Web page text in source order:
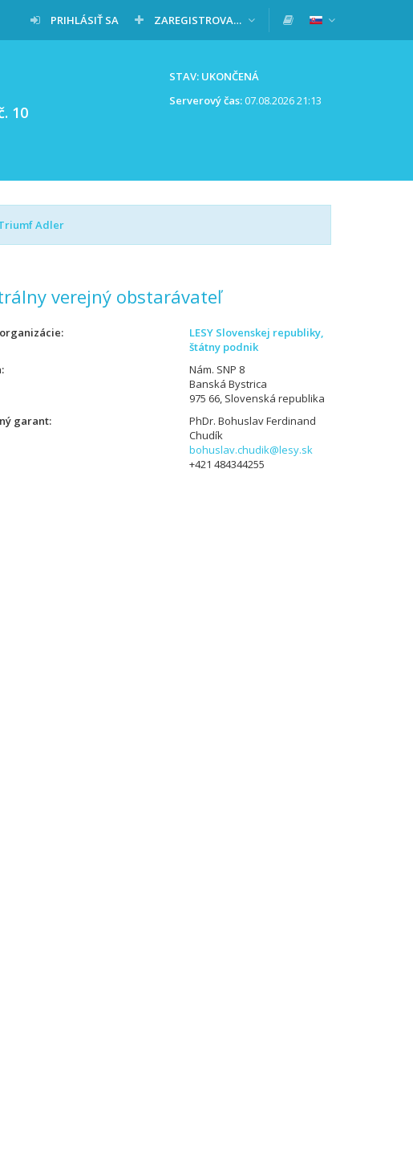
PRIHLÁSIŤ SA ZAREGISTROVAŤ SA
STAV: UKONČENÁ
Serverový čas:07.08.2026 21:13
10
Adler
verejný obstarávateľ
LESY Slovenskej republiky,
štátny podnik
Nám. SNP 8
Banská Bystrica
975 66, Slovenská republika
garant
PhDr. Bohuslav Ferdinand
Chudík
bohuslav.chudik@lesy.sk
+421 484344255